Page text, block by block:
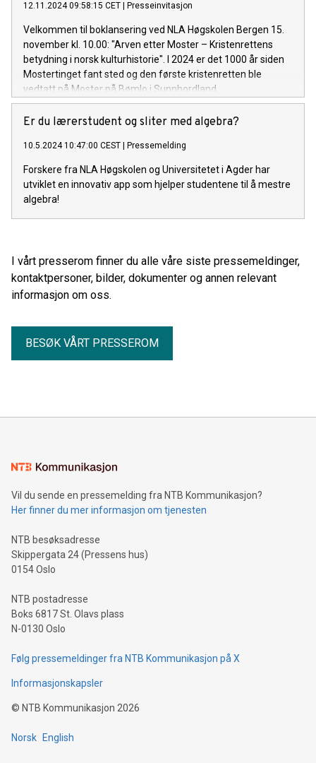
12.11.2024 09:58:15 CET Presseinvitasjon
Velkommen til boklansering ved NLA Høgskolen Bergen 15.
november kl. 10.00: "Arven etter Moster – Kristenrettens
betydning i norsk kulturhistorie". I 2024 er det 1000 år siden
Mostertinget fant sted og den første kristenretten ble
vedtatt på Moster på Bømlo i Sunnhordland.
Er du lærerstudent og sliter med algebra?
10.5.2024 10:47:00 CEST Pressemelding
Forskere fra NLA Høgskolen og Universitetet i Agder har
utviklet en innovativ app som hjelper studentene til å mestre
algebra!
I vårt presserom finner du alle våre siste pressemeldinger,
kontaktpersoner, bilder, dokumenter og annen relevant
informasjon om oss.
BESØK VÅRT PRESSEROM
Vil du sende en pressemelding fra NTB Kommunikasjon?
Her finner du mer informasjon om tjenesten
NTB besøksadresse
Skippergata 24 (Pressens hus)
0154 Oslo
NTB postadresse
Boks 6817 St. Olavs plass
N-0130 Oslo
Følg pressemeldinger fra NTB Kommunikasjon på X
Informasjonskapsler
© NTB Kommunikasjon 2026
Norsk English